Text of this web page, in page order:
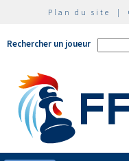
Plan du site |
Rechercher un joueur